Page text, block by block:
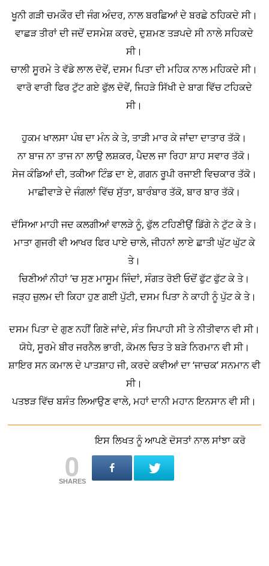
ਖੂਨੀ ਗੜੀ ਚਮਕੌਰ ਦੀ ਜੰਗ ਅੰਦਰ, ਨਾਲ ਬਰਛਿਆਂ ਦੇ ਬਰਛੇ ਠਹਿਕਦੇ ਸੀ।
ਵਾਛੜ ਤੀਰਾਂ ਦੀ ਜਦੋਂ ਦਸਮੇਸ਼ ਕਰਦੇ, ਦੁਸ਼ਮਣ ਤੜਪਦੇ ਸੀ ਨਾਲੇ ਸਹਿਕਦੇ
ਸੀ।
ਚਾਲੀ ਸੂਰਮੇ ਤੇ ਵੱਡੇ ਲਾਲ ਦੋਵੇਂ, ਦਸਮ ਪਿਤਾ ਦੀ ਮਹਿਕ ਨਾਲ ਮਹਿਕਦੇ ਸੀ।
ਵਾਰੋ ਵਾਰੀ ਫਿਰ ਟੁੱਟ ਗਏ ਫੁੱਲ ਦੋਵੇਂ, ਜਿਹੜੇ ਸਿੱਖੀ ਦੇ ਬਾਗ ਵਿੱਚ ਟਹਿਕਦੇ
ਸੀ।
ਹੁਕਮ ਖਾਲਸਾ ਪੰਥ ਦਾ ਮੰਨ ਕੇ ਤੇ, ਤਾੜੀ ਮਾਰ ਕੇ ਜਾਂਦਾ ਦਾਤਾਰ ਤੱਕੋ।
ਨਾ ਬਾਜ ਨਾ ਤਾਜ ਨਾ ਲਾਉ ਲਸ਼ਕਰ, ਪੈਦਲ ਜਾ ਰਿਹਾ ਸ਼ਾਹ ਸਵਾਰ ਤੱਕੋ।
ਸੇਜ ਕੰਡਿਆਂ ਦੀ, ਤਕੀਆ ਟਿੰਡ ਦਾ ਏ, ਗਗਨ ਰੂਪੀ ਰਜਾਈ ਵਿਚਕਾਰ ਤੱਕੋ।
ਮਾਛੀਵਾੜੇ ਦੇ ਜੰਗਲਾਂ ਵਿੱਚ ਸੁੱਤਾ, ਬਾਰੰਬਾਰ ਤੱਕੋ, ਬਾਰ ਬਾਰ ਤੱਕੋ।
ਦੱਸਿਆ ਮਾਹੀ ਜਦ ਕਲਗੀਆਂ ਵਾਲੜੇ ਨੂੰ, ਫੁੱਲ ਟਹਿਣੀਉਂ ਡਿੱਗੇ ਨੇ ਟੁੱਟ ਕੇ ਤੇ।
ਮਾਤਾ ਗੁਜਰੀ ਵੀ ਆਖਰ ਫਿਰ ਪਾਏ ਚਾਲੇ, ਜੀਹਨਾਂ ਲਾਏ ਛਾਤੀ ਘੁੱਟ ਘੁੱਟ ਕੇ
ਤੇ।
ਚਿਣੀਆਂ ਨੀਹਾਂ ’ਚ ਸੁਣ ਮਾਸੂਮ ਜਿੰਦਾਂ, ਸੰਗਤ ਰੋਈ ਓਦੋਂ ਫੁੱਟ ਫੁੱਟ ਕੇ ਤੇ।
ਜੜ੍ਹ ਜ਼ੁਲਮ ਦੀ ਕਿਹਾ ਹੁਣ ਗਈ ਪੁੱਟੀ, ਦਸਮ ਪਿਤਾ ਨੇ ਕਾਹੀ ਨੂੰ ਪੁੱਟ ਕੇ ਤੇ।
ਦਸਮ ਪਿਤਾ ਦੇ ਗੁਣ ਨਹੀਂ ਗਿਣੇ ਜਾਂਦੇ, ਸੰਤ ਸਿਪਾਹੀ ਸੀ ਤੇ ਨੀਤੀਵਾਨ ਵੀ ਸੀ।
ਯੋਧੇ, ਸੂਰਮੇ ਬੀਰ ਜਰਨੈਲ ਭਾਰੀ, ਕੋਮਲ ਚਿਤ ਤੇ ਬੜੇ ਨਿਰਮਾਨ ਵੀ ਸੀ।
ਸ਼ਾਇਰ ਸਨ ਕਮਾਲ ਦੇ ਪਾਤਸ਼ਾਹ ਜੀ, ਕਰਦੇ ਕਵੀਆਂ ਦਾ ‘ਜਾਚਕ’ ਸਨਮਾਨ ਵੀ
ਸੀ।
ਪਤਝੜ ਵਿੱਚ ਬਸੰਤ ਲਿਆਉਣ ਵਾਲੇ, ਮਹਾਂ ਦਾਨੀ ਮਹਾਨ ਇਨਸਾਨ ਵੀ ਸੀ।
ਇਸ ਲਿਖਤ ਨੂੰ ਆਪਣੇ ਦੋਸਤਾਂ ਨਾਲ ਸਾਂਝਾ ਕਰੋ
0
SHARES